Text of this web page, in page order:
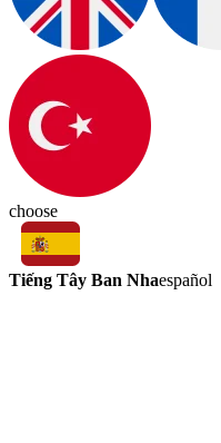
choose
Tiếng Tây Ban Nhaespañol